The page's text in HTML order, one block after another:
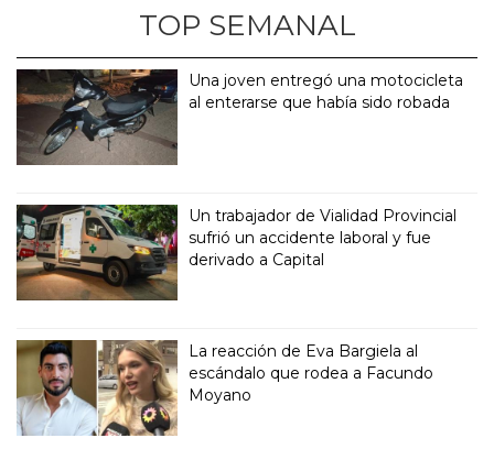
TOP SEMANAL
Una joven entregó una motocicleta
al enterarse que había sido robada
Un trabajador de Vialidad Provincial
sufrió un accidente laboral y fue
derivado a Capital
La reacción de Eva Bargiela al
escándalo que rodea a Facundo
Moyano